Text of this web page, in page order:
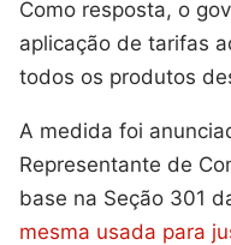
Como resposta, o
aplicação de tarifas
todos os produtos
A medida foi
Representante de
base na Seção 301
mesma usada para